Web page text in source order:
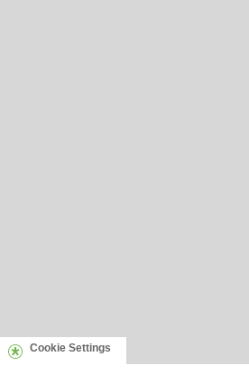
Cookie Settings